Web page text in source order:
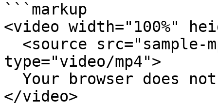
```markup
<video width="100%"
type="video/mp4">
</video>